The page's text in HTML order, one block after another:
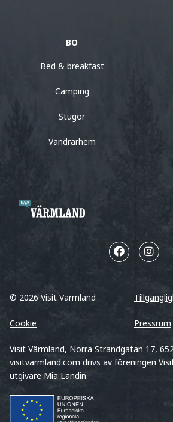
BO
Bed & breakfast
Camping
Stugor
Vandrarhem
© 2026 Visit Värmland
Cookie Pressrum
Visit Värmland, Norra Strandgatan 17,
visitvarmland.com drivs av föreningen
utgivare Mia Landin.